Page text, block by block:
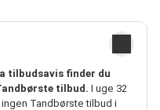
tilbudsavis finder du
tilbud. I uge 32
Tandbørste tilbud i